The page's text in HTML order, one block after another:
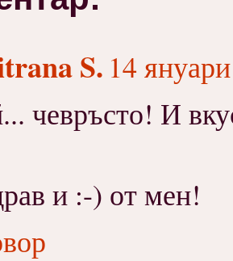
S. 14
чевръсто! И
и :-) от мен!